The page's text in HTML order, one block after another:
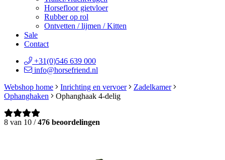
Horsefloor gietvloer
Rubber op rol
Ontvetten / lijmen / Kitten
Sale
Contact
+31(0)546 639 000
info@horsefriend.nl
Webshop home
Inrichting en vervoer
Zadelkamer
Ophanghaken
Ophanghaak 4-delig
8 van 10 /476 beoordelingen